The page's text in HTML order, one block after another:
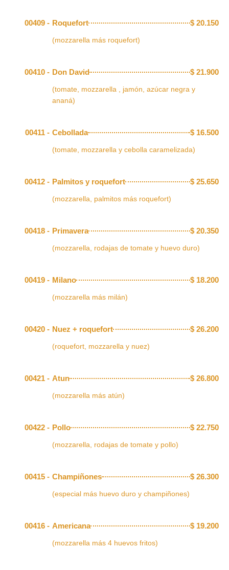
00409 - Roquefort $20.150
(mozzarella más roquefort)
00410 - Don David $21.900
(tomate, mozzarella , jamón, azúcar negra y
ananá)
00411 - Cebollada $16.500
(tomate, mozzarella y cebolla caramelizada)
00412 - Palmitos y roquefort $25.650
(mozzarella, palmitos más roquefort)
00418 - Primavera $20.350
(mozzarella, rodajas de tomate y huevo duro)
00419 - Milano $18.200
(mozzarella más milán)
00420 - Nuez + roquefort $26.200
(roquefort, mozzarella y nuez)
00421 - Atun $26.800
(mozzarella más atún)
00422 - Pollo $22.750
(mozzarella, rodajas de tomate y pollo)
00415 - Champiñones $26.300
(especial más huevo duro y champiñones)
00416 - Americana $19.200
(mozzarella más 4 huevos fritos)